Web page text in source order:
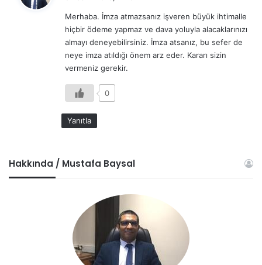
i
k
i
:
Merhaba. İmza atmazsanız işveren büyük ihtimalle
hiçbir ödeme yapmaz ve dava yoluyla alacaklarınızı
almayı deneyebilirsiniz. İmza atsanız, bu sefer de
neye imza atıldığı önem arz eder. Kararı sizin
vermeniz gerekir.
0
Yanıtla
Hakkında / Mustafa Baysal